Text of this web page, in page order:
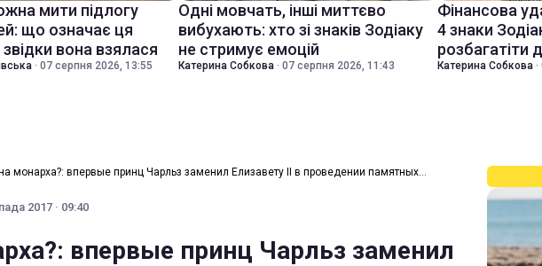
мити підлогу
що означає ця
вона взялася
· 07 серпня 2026, 13:55
Одні мовчать, інші миттєво
вибухають: хто зі знаків Зодіаку
не стримує емоцій
Катерина Собкова · 07 серпня 2026, 11:43
Фінансова
4 знаки
розбагатіти
Катерина Собкова ·
монарха?: впервые принц Чарльз заменил Елизавету ІІ в проведении памятных
2017 · 09:40
впервые принц Чарльз заменил